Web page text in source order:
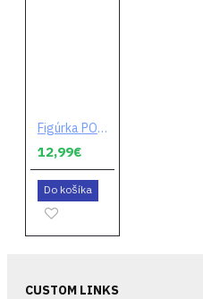
Figúrka POP! Fortnite - Tower Recon Specialist
12,99€
Do košíka
CUSTOM LINKS